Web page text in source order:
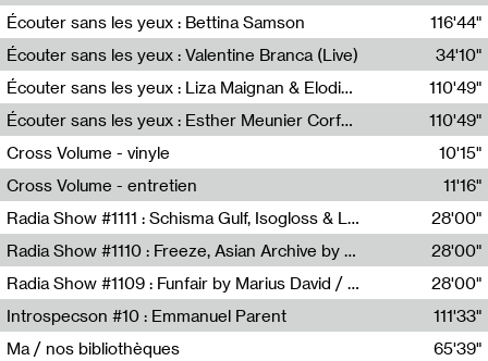
Écouter sans les yeux : Bettina Samson
Bettina Samson
116'44"
Écouter sans les yeux : Valentine Branca (Live)
Valentine Branca
34'10"
Écouter sans les yeux : Liza Maignan & Elodie Lecat
Liza Maignan,Elodie Lecat
110'49"
Écouter sans les yeux : Esther Meunier Corfdyr
Esther Meunier Corfdyr
110'49"
Cross Volume - vinyle
10'15"
Cross Volume - entretien
11'16"
Radia Show #1111 : Schisma Gulf, Isogloss & Lament For The Old Clock By Harvey Young / Resonance
Resonance
28'00"
Radia Show #1110 : Freeze, Asian Archive by Avita Maheen / Radio Worm
Radio WORM
28'00"
Radia Show #1109 : Funfair by Marius David / JET FM
Jet FM
28'00"
Introspecson #10 : Emmanuel Parent
Pierre Henry,Emmanuel Parent
111'33"
Ma / nos bibliothèques
65'39"